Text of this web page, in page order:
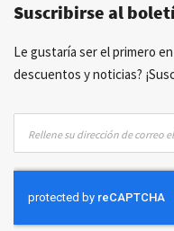
Asesoramiento personal
Posibilidad de crear
Suscribirse al
Le gustaría ser el primero
descuentos y noticias?
nuestro
boletín